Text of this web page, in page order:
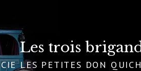
Les trois
CIE LES PETITES DON